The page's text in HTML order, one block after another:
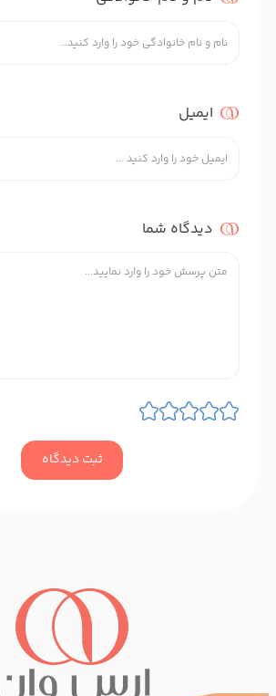
ایمیل
دیدگاه شما
ثبت دیدگاه